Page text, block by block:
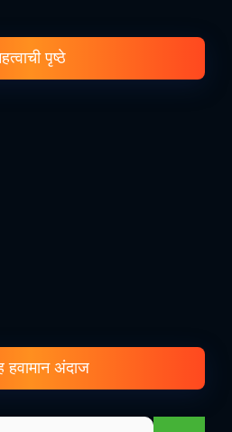
पृष्ठे
हवामान अंदाज